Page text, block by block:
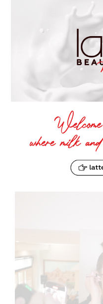
Выставку Тео
семья Prada),
Например, один
которого
вопросам дизайна.